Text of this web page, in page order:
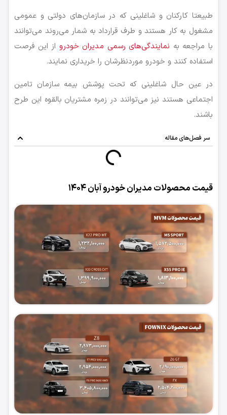
طبیعتا کارکنان و شاغلینی که در سازمان‌های دولتی و عمومی
مشغول به کار هستند و طرف قرارداد به شمار می‌روند می‌توانند
با مراجعه به نمایندگی‌های رسمی مدیران خودرو از این فرصت
استفاده کنند و خودرو موردنظرشان را خریداری نمایند.
در عین حال شاغلینی که تحت پوشش بیمه سازمان تامین
اجتماعی هستند نیز می‌توانند در زمره مشتریان بالقوه این طرح
باشند.
سر فصل‌های مقاله
قیمت محصولات مدیران خودرو آبان ۱۴۰۴